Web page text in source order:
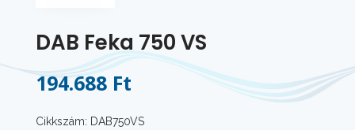
DAB Feka 750 VS
194.688 Ft
Cikkszám: DAB750VS